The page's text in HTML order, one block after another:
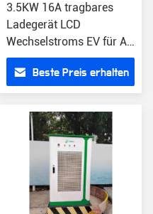
3.5KW 16A tragbares
Ladegerät LCD
Wechselstroms EV für Art
EV US SAE J1772 -
Stecker 2Beste Preis erhalten